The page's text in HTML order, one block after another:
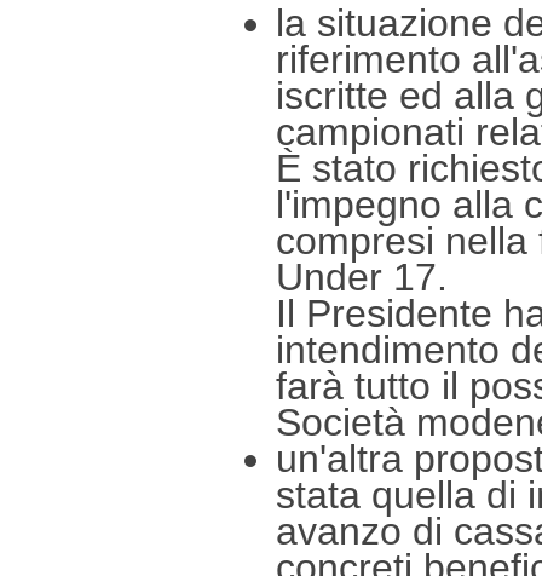
la situazione
riferimento
iscritte ed alla
campionati
È stato
l'impegno alla
compresi
Under 17.
Il Presidente
intendimento
farà tutto il
Società
un'altra
stata quella di
avanzo di